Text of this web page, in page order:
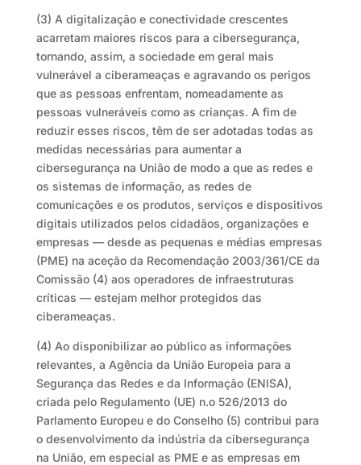
(3) A digitalização e conectividade crescentes
acarretam maiores riscos para a cibersegurança,
tornando, assim, a sociedade em geral mais
vulnerável a ciberameaças e agravando os perigos
que as pessoas enfrentam, nomeadamente as
pessoas vulneráveis como as crianças. A fim de
reduzir esses riscos, têm de ser adotadas todas as
medidas necessárias para aumentar a
cibersegurança na União de modo a que as redes e
os sistemas de informação, as redes de
comunicações e os produtos, serviços e dispositivos
digitais utilizados pelos cidadãos, organizações e
empresas — desde as pequenas e médias empresas
(PME) na aceção da Recomendação 2003/361/CE da
Comissão (4) aos operadores de infraestruturas
críticas — estejam melhor protegidos das
ciberameaças.
(4) Ao disponibilizar ao público as informações
relevantes, a Agência da União Europeia para a
Segurança das Redes e da Informação (ENISA),
criada pelo Regulamento (UE) n.o 526/2013 do
Parlamento Europeu e do Conselho (5) contribui para
o desenvolvimento da indústria da cibersegurança
na União, em especial as PME e as empresas em